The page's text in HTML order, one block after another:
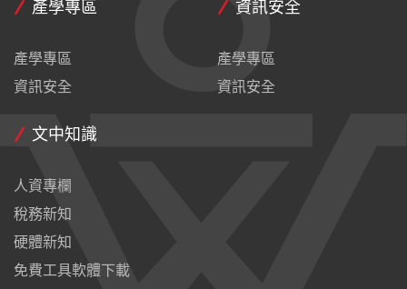
產學專區
產學專區
資訊安全
資訊安全
產學專區
資訊安全
文中知識
人資專欄
稅務新知
硬體新知
免費工具軟體下載